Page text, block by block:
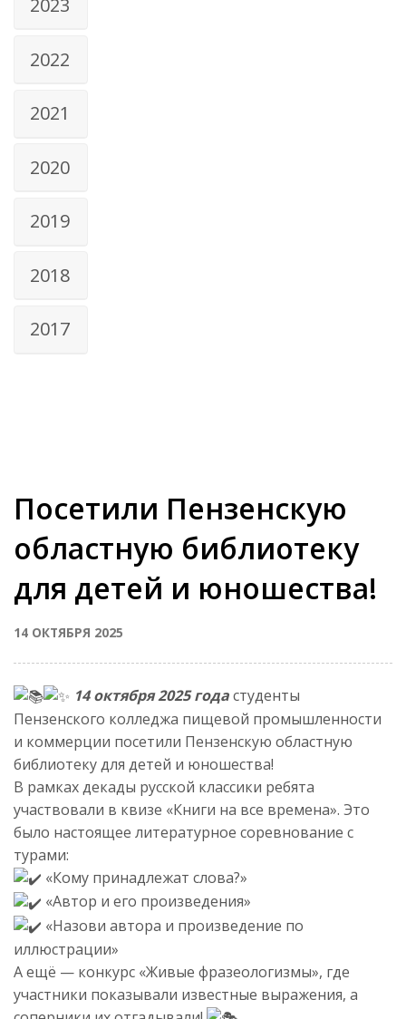
2023
2022
2021
2020
2019
2018
2017
Посетили Пензенскую
областную библиотеку
для детей и юношества!
14 ОКТЯБРЯ 2025
14 октября 2025 годастуденты
Пензенского колледжа пищевой промышленности
и коммерции посетили Пензенскую областную
библиотеку для детей и юношества!
В рамках декады русской классики ребята
участвовали в квизе «Книги на все времена». Это
было настоящее литературное соревнование с
турами:
«Кому принадлежат слова?»
«Автор и его произведения»
«Назови автора и произведение по
иллюстрации»
А ещё — конкурс «Живые фразеологизмы», где
участники показывали известные выражения, а